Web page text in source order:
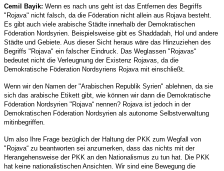
Cemil Bayik: Wenn es nach uns geht ist das Entfernen des Begriffs
"Rojava" nicht falsch, da die Föderation nicht allein aus Rojava besteht.
Es gibt auch viele arabische Städte innerhalb der Demokratischen
Föderation Nordsyrien. Beispielsweise gibt es Shaddadah, Hol und andere
Städte und Gebiete. Aus dieser Sicht heraus wäre das Hinzuziehen des
Begriffs "Rojava" ein falscher Eindruck. Das Weglassen "Rojavas"
bedeutet nicht die Verleugnung der Existenz Rojavas, da die
Demokratische Föderation Nordsyriens Rojava mit einschließt.
Wenn wir den Namen der "Arabischen Republik Syrien" ablehnen, da sie
sich das arabische Etikett gibt, wie können wir dann die Demokratische
Föderation Nordsyrien "Rojava“ nennen? Rojava ist jedoch in der
Demokratischen Föderation Nordsyrien als autonome Selbstverwaltung
mitinbegriffen.
Um also Ihre Frage bezüglich der Haltung der PKK zum Wegfall von
"Rojava“ zu beantworten sei anzumerken, dass das nichts mit der
Herangehensweise der PKK an den Nationalismus zu tun hat. Die PKK
hat keine nationalistischen Ansichten. Wir sind eine Bewegung die